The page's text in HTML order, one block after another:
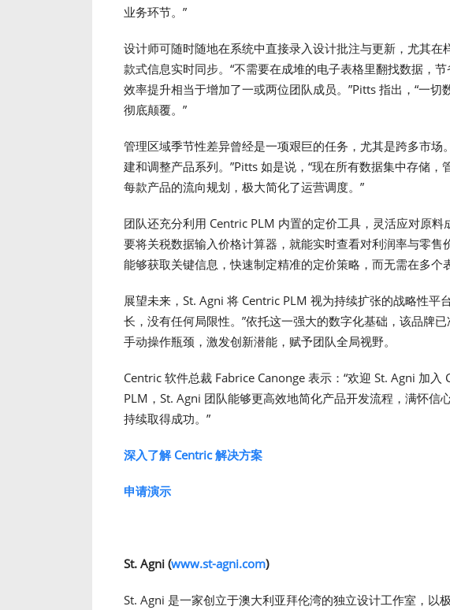
业务环节。”
设计师可随时随地在系统中直接录入设计批注与更新，尤其在
款式信息实时同步。“不需要在成堆的电子表格里翻找数据，
效率提升相当于增加了一或两位团队成员。”Pitts 指出，“一
彻底颠覆。”
管理区域季节性差异曾经是一项艰巨的任务，尤其是跨多市场
建和调整产品系列。”Pitts 如是说，“现在所有数据集中存储
每款产品的流向规划，极大简化了运营调度。”
团队还充分利用 Centric PLM 内置的定价工具，灵活应对原料
要将关税数据输入价格计算器，就能实时查看对利润率与零售
能够获取关键信息，快速制定精准的定价策略，而无需在多个
展望未来，St. Agni 将 Centric PLM 视为持续扩张的战略性平
长，没有任何局限性。”依托这一强大的数字化基础，该品牌
手动操作瓶颈，激发创新潜能，赋予团队全局视野。
Centric 软件总裁 Fabrice Canonge 表示：“欢迎 St. Agni 加
PLM，St. Agni 团队能够更高效地简化产品开发流程，满怀信
持续取得成功。”
深入了解Centric解决方案
申请演示
St. Agni (www.st-agni.com)
St. Agni 是一家创立于澳大利亚拜伦湾的独立设计工作室，以